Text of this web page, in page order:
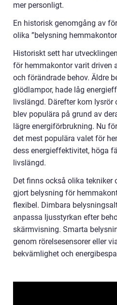
mer personligt.
En historisk genomgång av
olika ”belysning
Historiskt sett har
för hemmakontor varit driven
och förändrade behov. Äldre
glödlampor, hade låg
livslängd. Därefter kom lysrör
blev populära på grund av
lägre energiförbrukning. Nu
det mest populära valet för
dess energieffektivitet, höga
livslängd.
Det finns också olika tekniker
gjort belysning för
flexibel. Dimbara
anpassa ljusstyrkan efter
skärmvisning. Smarta
genom rörelsesensorer eller
bekvämlighet och